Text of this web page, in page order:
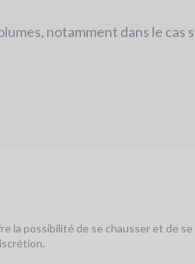
notamment dans le cas
la possibilité de se chausser et de